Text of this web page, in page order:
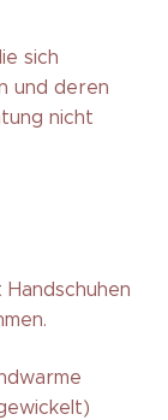
sich
und deren
nicht